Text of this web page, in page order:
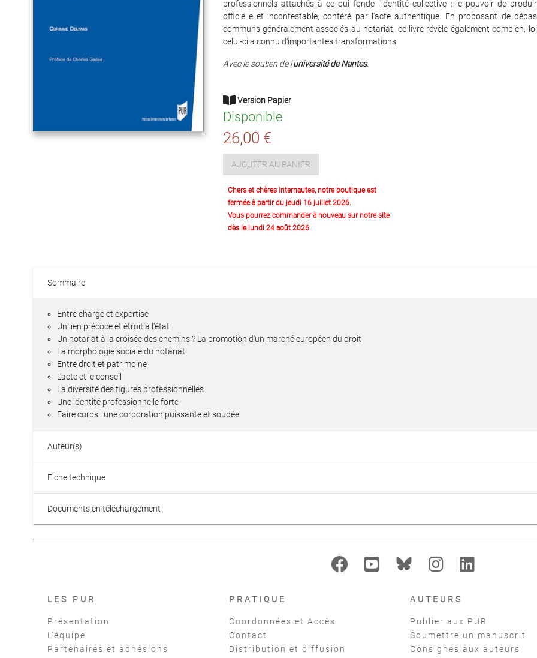
professionnels attachés à ce qui fonde l'identité collective : le pouvoir de
officielle et incontestable, conféré par l'acte authentique. En proposant de
communs généralement associés au notariat, ce livre révèle également combien,
celui-ci a connu d'importantes transformations.
Avec le soutien de l'université de Nantes.
Version Papier
Disponible
26,00 €
AJOUTER AU PANIER
Chers et chères Internautes, notre boutique est
fermée à partir du jeudi 16 juillet 2026.
Vous pourrez commander à nouveau sur notre site
dès le lundi 24 août 2026.
Sommaire
Entre charge et expertise
Un lien précoce et étroit à l'état
Un notariat à la croisée des chemins ? La promotion d'un marché européen du droit
La morphologie sociale du notariat
Entre droit et patrimoine
L'acte et le conseil
La diversité des figures professionnelles
Une identité professionnelle forte
Faire corps : une corporation puissante et soudée
Auteur(s)
Fiche technique
Documents en téléchargement
LES PUR
Présentation
L'équipe
Partenaires et adhésions
PRATIQUE
Coordonnées et Accès
Contact
Distribution et diffusion
AUTEURS
Publier aux PUR
Soumettre un manuscrit
Consignes aux auteurs